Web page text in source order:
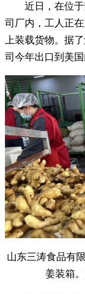
近日，在位于
司厂内，工人正
上装载货物。据
司今年出口到美国
山东三涛食品有
姜装箱